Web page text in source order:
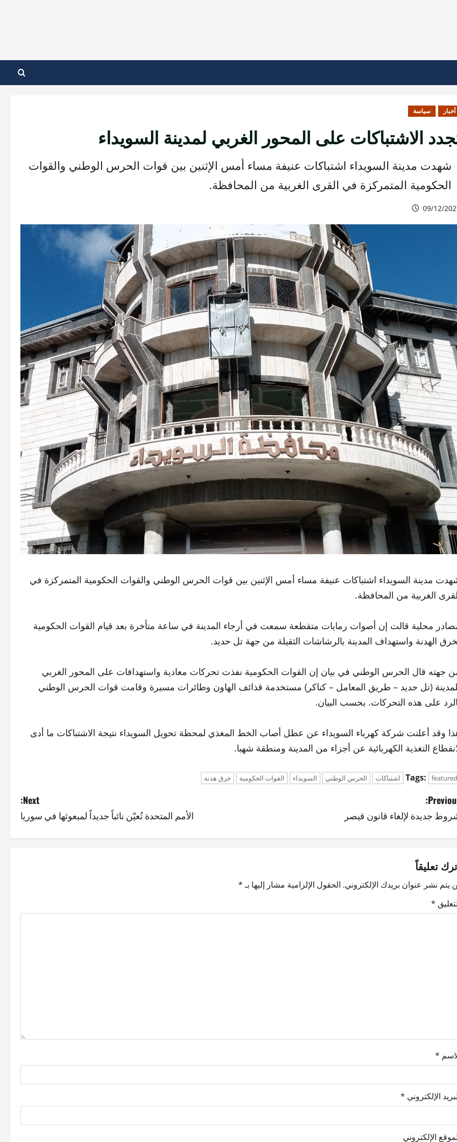
أخبار سياسة
الاشتباكات على المحور الغربي لمدينة السويداء
شهدت مدينة السويداء اشتباكات عنيفة مساء أمس الإثنين بين قوات الحرس الوطني والقوات
الحكومية المتمركزة في القرى الغربية من المحافظة.
09/12/
مدينة السويداء اشتباكات عنيفة مساء أمس الإثنين بين قوات الحرس الوطني والقوات الحكومية المتمركزة في
الغربية من المحافظة.
محلية قالت إن أصوات رمايات متقطعة سمعت في أرجاء المدينة في ساعة متأخرة بعد قيام القوات الحكومية
الهدنة واستهداف المدينة بالرشاشات الثقيلة من جهة تل حديد.
جهته قال الحرس الوطني في بيان إن القوات الحكومية نفذت تحركات معادية واستهدافات على المحور الغربي
(تل حديد – طريق المعامل – كناكر) مستخدمة قذائف الهاون وطائرات مسيرة وقامت قوات الحرس الوطني
على هذه التحركات. بحسب البيان.
وقد أعلنت شركة كهرباء السويداء عن عطل أصاب الخط المغذي لمحطة تحويل السويداء نتيجة الاشتباكات ما أدى
التغذية الكهربائية عن أجزاء من المدينة ومنطقة شهبا.
Tags: featured اشتباكات الحرس الوطني السويداء القوات الحكومية خرق هدنة
جديدة لإلغاء قانون قيصر
Next:
الأمم المتحدة تُعيّن نائباً جديداً لمبعوثها في سوريا
تعليقاً
يتم نشر عنوان بريدك الإلكتروني. الحقول الإلزامية مشار إليها بـ*
*
*
الإلكتروني *
الإلكتروني